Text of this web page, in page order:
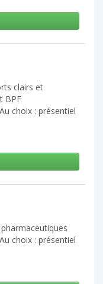
clairs et
BPF
choix : présentiel
choix : présentiel